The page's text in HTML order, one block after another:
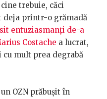
trebuie, căci
deja printr-o grămadă
entuziasmanți de-a
Costache a lucrat,
cu mult prea degrabă
OZN prăbușit în